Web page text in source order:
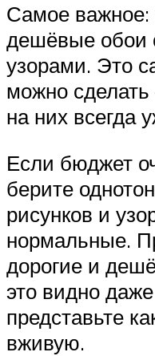
Самое важное:
дешёвые обои
узорами. Это
можно
на них всегда
Если бюджет
берите
рисунков и
нормальные.
дорогие и
это видно
представьте
вживую.